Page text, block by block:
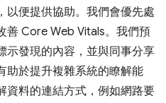
以便提供協助。我們會優先處
善 Core Web Vitals。我們預
示發現的內容，並與同事分享
助於提升複雜系統的瞭解能
資料的連結方式，例如網路要